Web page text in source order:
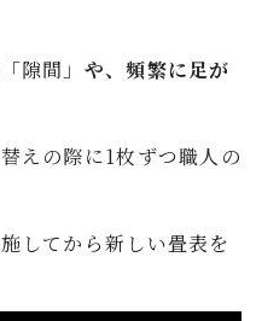
隙間」 や、頻繁に足が
えの際に1枚ずつ職人の
してから新しい畳表を